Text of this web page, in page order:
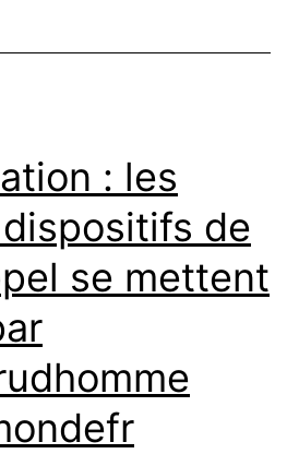
: les
de
se mettent